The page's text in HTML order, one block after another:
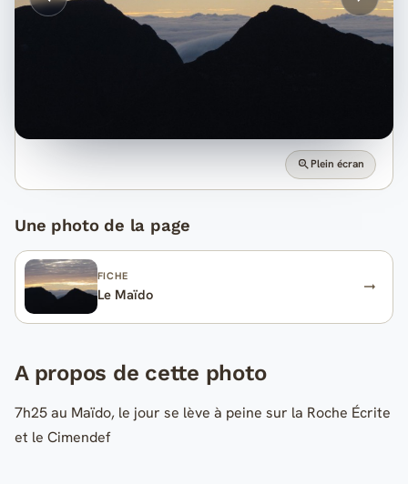
Plein écran
Une photo de la page
FICHE
Le Maïdo
A propos de cette photo
7h25 au Maïdo, le jour se lève à peine sur la Roche Écrite
et le Cimendef